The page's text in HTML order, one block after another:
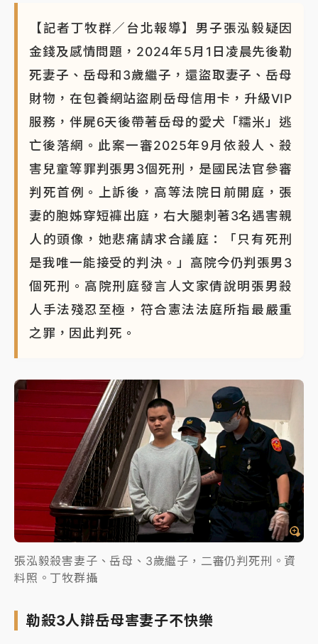
【記者丁牧群／台北報導】男子張泓毅疑因
金錢及感情問題，2024年5月1日凌晨先後勒
死妻子、岳母和3歲繼子，還盜取妻子、岳母
財物，在包養網站盜刷岳母信用卡，升級VIP
服務，伴屍6天後帶著岳母的愛犬「糯米」逃
亡後落網。此案一審2025年9月依殺人、殺
害兒童等罪判張男3個死刑，是國民法官參審
判死首例。上訴後，高等法院日前開庭，張
妻的胞姊穿短褲出庭，右大腿刺著3名遇害親
人的頭像，她悲痛請求合議庭：「只有死刑
是我唯一能接受的判決。」高院今仍判張男3
個死刑。高院刑庭發言人文家倩說明張男殺
人手法殘忍至極，符合憲法法庭所指最嚴重
之罪，因此判死。
張泓毅殺害妻子、岳母、3歲繼子，二審仍判死刑。資
料照。丁牧群攝
勒殺3人辯岳母害妻子不快樂